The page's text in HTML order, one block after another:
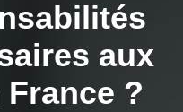
aux
?